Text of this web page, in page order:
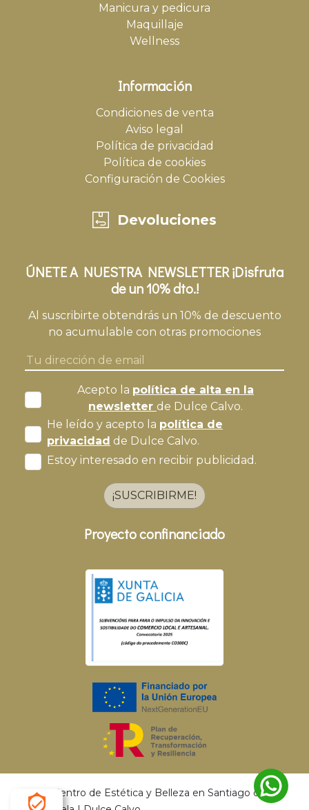
Manicura y pedicura
Maquillaje
Wellness
Información
Condiciones de venta
Aviso legal
Política de privacidad
Política de cookies
Configuración de Cookies
Devoluciones
ÚNETE A NUESTRA NEWSLETTER ¡Disfruta
de un 10% dto.!
Al suscribirte obtendrás un 10% de descuento
no acumulable con otras promociones
Acepto la política de alta en la
newsletter de Dulce Calvo.
He leído y acepto la política de
privacidad de Dulce Calvo.
Estoy interesado en recibir publicidad.
¡SUSCRIBIRME!
Proyecto confinanciado
© 2026 Centro de Estética y Belleza en Santiago de